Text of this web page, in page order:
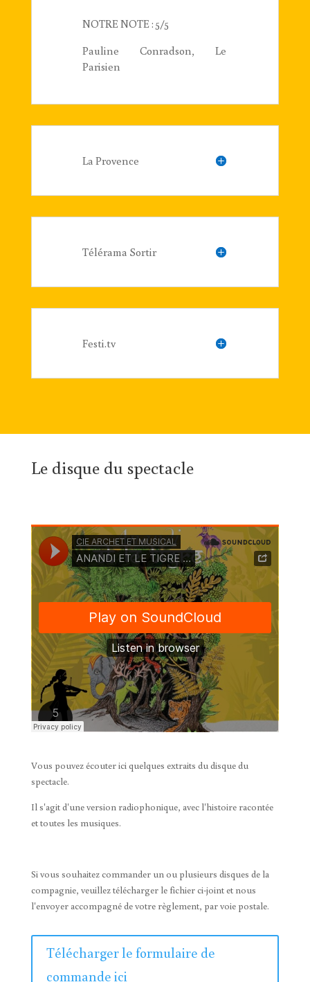
NOTRE NOTE : 5/5
Pauline Conradson, Le
Parisien
La Provence
Télérama Sortir
Festi.tv
Le disque du spectacle
Vous pouvez écouter ici quelques extraits du disque du
spectacle.
Il s'agit d'une version radiophonique, avec l'histoire racontée
et toutes les musiques.
Si vous souhaitez commander un ou plusieurs disques de la
compagnie, veuillez télécharger le fichier ci-joint et nous
l'envoyer accompagné de votre règlement, par voie postale.
Télécharger le formulaire de
commande ici